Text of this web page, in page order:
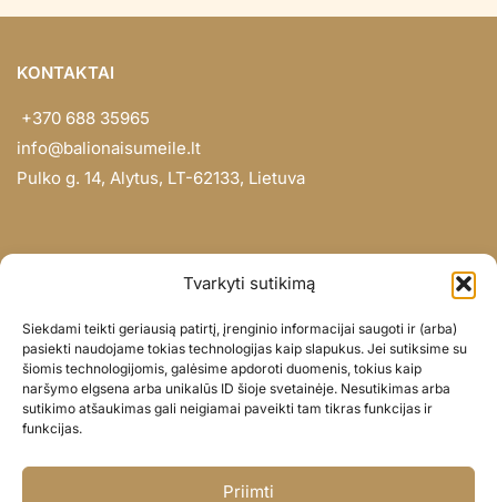
Tvarkyti sutikimą
Siekdami teikti geriausią patirtį, įrenginio informacijai saugoti ir (arba)
pasiekti naudojame tokias technologijas kaip slapukus. Jei sutiksime su
šiomis technologijomis, galėsime apdoroti duomenis, tokius kaip
naršymo elgsena arba unikalūs ID šioje svetainėje. Nesutikimas arba
sutikimo atšaukimas gali neigiamai paveikti tam tikras funkcijas ir
funkcijas.
Priimti
KONTAKTAI
+370 688 35965
info@balionaisumeile.lt
Pulko g. 14, Alytus, LT-62133, Lietuva
Didmena
Darbų portfolio
Privatumo politika
Parduotuvės politika